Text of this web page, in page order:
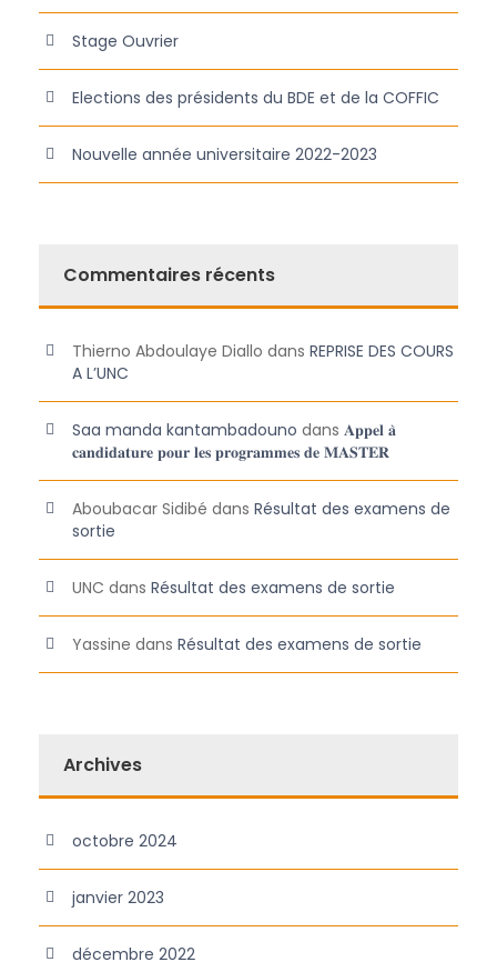
Stage Ouvrier
Elections des présidents du BDE et de la COFFIC
Nouvelle année universitaire 2022-2023
Commentaires récents
Thierno Abdoulaye Diallo dans REPRISE DES COURS
A L’UNC
Saa manda kantambadouno dans 𝐀𝐩𝐩𝐞𝐥 𝐚̀
𝐜𝐚𝐧𝐝𝐢𝐝𝐚𝐭𝐮𝐫𝐞 𝐩𝐨𝐮𝐫 𝐥𝐞𝐬 𝐩𝐫𝐨𝐠𝐫𝐚𝐦𝐦𝐞𝐬 𝐝𝐞 𝐌𝐀𝐒𝐓𝐄𝐑
Aboubacar Sidibé dans Résultat des examens de
sortie
UNC dans Résultat des examens de sortie
Yassine dans Résultat des examens de sortie
Archives
octobre 2024
janvier 2023
décembre 2022